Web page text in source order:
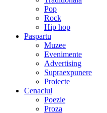
Pop
Rock
Hip hop
Paspartu
Muzee
Evenimente
Advertising
Supraexpunere
Proiecte
Cenaclul
Poezie
Proza